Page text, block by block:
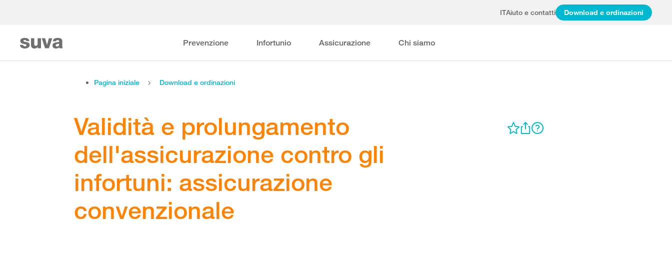
ITAiuto e contatti Download e ordinazioni
Prevenzione Infortunio Assicurazione Chi siamo
Pagina iniziale Download e ordinazioni
Validità e prolungamento
dell'assicurazione contro gli
infortuni: assicurazione
convenzionale